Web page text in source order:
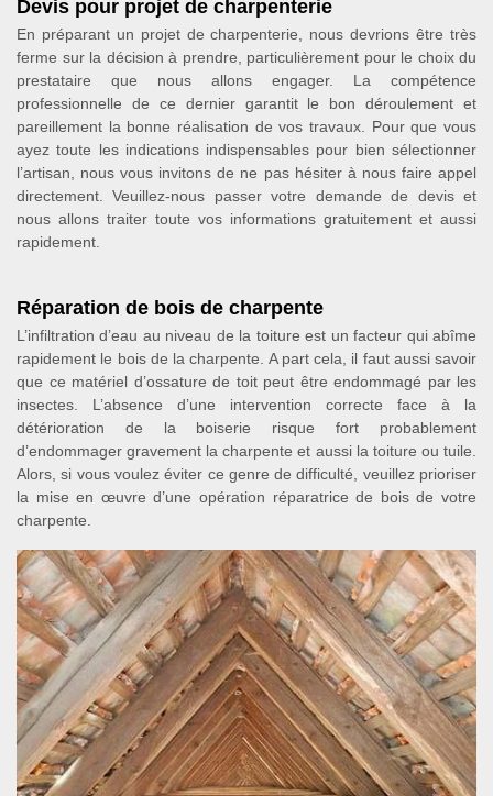
Devis pour projet de charpenterie
En préparant un projet de charpenterie, nous devrions être très
ferme sur la décision à prendre, particulièrement pour le choix du
prestataire que nous allons engager. La compétence
professionnelle de ce dernier garantit le bon déroulement et
pareillement la bonne réalisation de vos travaux. Pour que vous
ayez toute les indications indispensables pour bien sélectionner
l’artisan, nous vous invitons de ne pas hésiter à nous faire appel
directement. Veuillez-nous passer votre demande de devis et
nous allons traiter toute vos informations gratuitement et aussi
rapidement.
Réparation de bois de charpente
L’infiltration d’eau au niveau de la toiture est un facteur qui abîme
rapidement le bois de la charpente. A part cela, il faut aussi savoir
que ce matériel d’ossature de toit peut être endommagé par les
insectes. L’absence d’une intervention correcte face à la
détérioration de la boiserie risque fort probablement
d’endommager gravement la charpente et aussi la toiture ou tuile.
Alors, si vous voulez éviter ce genre de difficulté, veuillez prioriser
la mise en œuvre d’une opération réparatrice de bois de votre
charpente.